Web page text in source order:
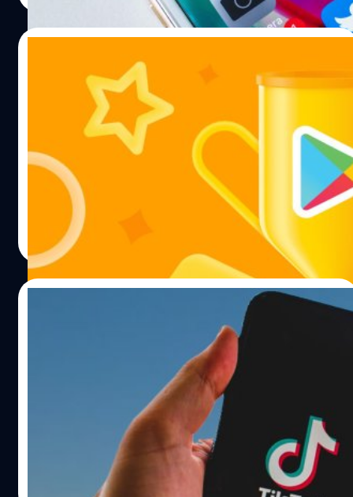
Google Play Store ประกาศรายชื่อเกมที่ดี
ที่สุดประจำปี 2021!
ในขณะที่เดือนธันวาคมกำลังใกล้เข้ามา Google ก็ได้ประกาศ
รายชื่อเกมที่ดีที่สุดบน Play Store ประจำปี 2021 โดยรายการ
เกมที่ดีที่สุดนั้นจะแตกต่างกันไปตามแต่ละประเทศ อีกทั้งยังมี
การแบ่งประเภทผู้ชนะต่าง ๆ
ภควัต ขจิตวิชยานุกูล
Read More
TikTok ขึ้นแท่นแอปมือถือรายได้สูงที่สุด และ
มี PUBG Mobile เป็นอันดับหนึ่งในหมวดเกม
ตั้งแต่มีการแพร่ระบาดของโควิด-19 พฤติกรรมการใช้ชีวิต
ของคนทั้งโลกก็เปลี่ยนไปจากเดิม อย่างไรก็ตามก็มีผู้ที่ได้อานิ
สงค์จากพฤติกรรมที่เปลี่ยนไปจากเดิม โดยเฉพาะแอป
TikTok และ PUBG Mobile ที่มีรายได้เพิ่มขึ้นจากรายได้ที่ผู้ใช้
สมาร์ตโฟนจ่ายให้กับผลิตภัณฑ์ใน Google Play Store และ
Apple App Store
ภควัต ขจิตวิชยานุกูล| 1769 days ago